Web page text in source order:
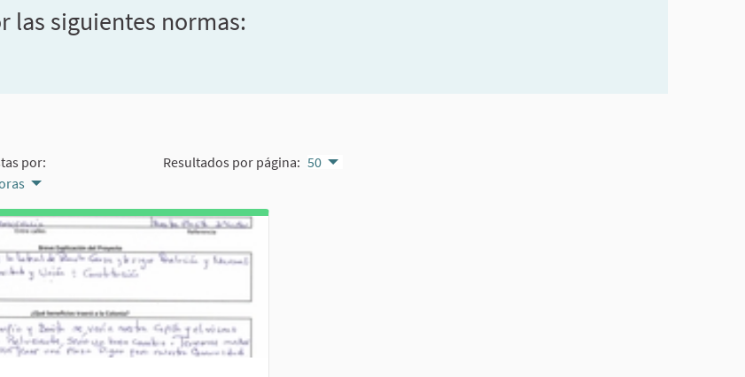
las siguientes normas:
por:
Resultados por página: 50